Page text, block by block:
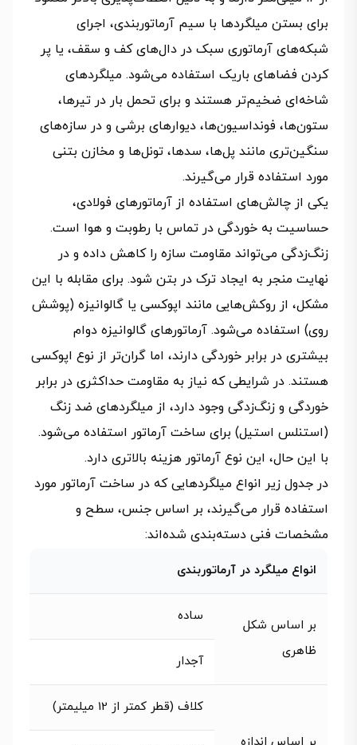
برای بستن میلگردها با سیم آرماتوربندی، اجرای
شبکه‌های آرماتوری سبک در دال‌های کف و سقف، یا پر
کردن فضاهای باریک استفاده می‌شود. میلگردهای
شاخه‌ای ضخیم‌تر هستند و برای تحمل بار در تیرها،
ستون‌ها، فونداسیون‌ها، دیوارهای برشی و در سازه‌های
سنگین‌تری مانند پل‌ها، سدها، تونل‌ها و مخازن بتنی
مورد استفاده قرار می‌گیرند.
یکی از چالش‌های استفاده از آرماتورهای فولادی،
حساسیت به خوردگی در تماس با رطوبت و هوا است.
زنگ‌زدگی می‌تواند مقاومت سازه را کاهش داده و در
نهایت منجر به ایجاد ترک در بتن شود. برای مقابله با این
مشکل، از روکش‌هایی مانند اپوکسی یا گالوانیزه (پوشش
روی) استفاده می‌شود. آرماتورهای گالوانیزه دوام
بیشتری در برابر خوردگی دارند، اما گران‌تر از نوع اپوکسی
هستند. در شرایطی که نیاز به مقاومت حداکثری در برابر
خوردگی و زنگ‌زدگی وجود دارد، از میلگردهای ضد زنگ
(استنلس استیل) برای ساخت آرماتور استفاده می‌شود.
با این حال، این نوع آرماتور هزینه بالاتری دارد.
در جدول زیر انواع میلگردهایی که در ساخت آرماتور مورد
استفاده قرار می‌گیرند، بر اساس جنس، سطح و
مشخصات فنی دسته‌بندی شده‌اند:
انواع میلگرد در آرماتوربندی
بر اساس شکل
ظاهری
ساده
آجدار
کلاف (قطر کمتر از 12 میلیمتر)